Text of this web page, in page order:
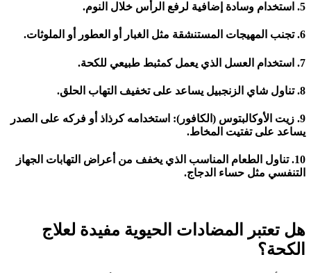
5. استخدام وسادة إضافية لرفع الرأس خلال النوم.
6. تجنب المهيجات المستنشقة مثل الغبار أو العطور أو الملوثات.
7. استخدام العسل الذي يعمل كمثبط طبيعي للكحة.
8. تناول شاي الزنجبيل يساعد على تخفيف التهاب الحلق.
9. زيت الأوكالبتوس (الكافور): استخدامه كرذاذ أو فركه على الصدر
يساعد على تفتيت المخاط.
10. تناول الطعام المناسب الذي يخفف من أعراض التهابات الجهاز
التنفسي مثل حساء الدجاج.
هل تعتبر المضادات الحيوية مفيدة لعلاج
الكحة؟